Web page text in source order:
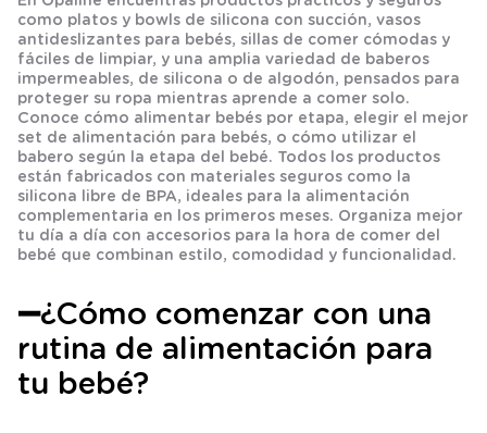
como platos y bowls de silicona con succión, vasos
antideslizantes para bebés, sillas de comer cómodas y
fáciles de limpiar, y una amplia variedad de baberos
impermeables, de silicona o de algodón, pensados para
proteger su ropa mientras aprende a comer solo.
Conoce cómo alimentar bebés por etapa, elegir el mejor
set de alimentación para bebés, o cómo utilizar el
babero según la etapa del bebé. Todos los productos
están fabricados con materiales seguros como la
silicona libre de BPA, ideales para la alimentación
complementaria en los primeros meses. Organiza mejor
tu día a día con accesorios para la hora de comer del
bebé que combinan estilo, comodidad y funcionalidad.
➖¿Cómo comenzar con una
rutina de alimentación para
tu bebé?